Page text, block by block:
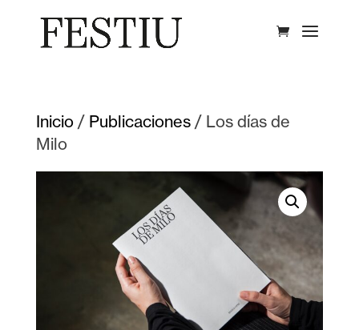
Inicio/ Publicaciones/ Los días de
Milo